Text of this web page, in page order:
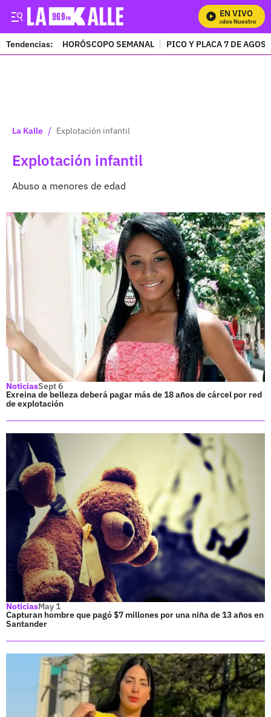
EN VIVO
Mira Todos Nuestros
Tendencias: HORÓSCOPO SEMANAL PICO Y PLACA 7 DE
La Kalle / Explotación infantil
Explotación infantil
Abuso a menores de edad
NoticiasSept 6
Exreina de belleza deberá pagar más de 18 años de cárcel por red
de explotación
NoticiasMay 1
Capturan hombre que pagó $7 millones por una niña de 13 años en
Santander